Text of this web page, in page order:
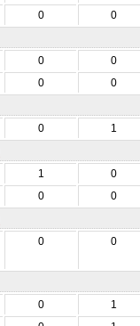
0
0
0
0
0
0
0
1
1
0
0
0
0 0
0
1